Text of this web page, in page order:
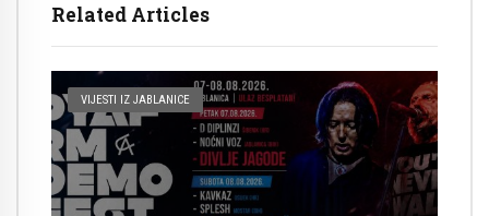
Related Articles
VIJESTI IZ JABLANICE